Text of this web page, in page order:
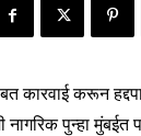
कारवाई करून
पुन्हा